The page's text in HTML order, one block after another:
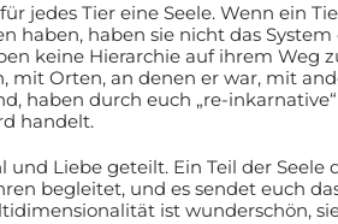
jedes Tier eine Seele. Wenn ein
haben sie nicht das
keine Hierarchie auf ihrem Weg
Orten, an denen er war, mit
haben durch euch „re-
handelt.
Liebe geteilt. Ein Teil der Seele
begleitet, und es sendet euch
ist wunderschön,